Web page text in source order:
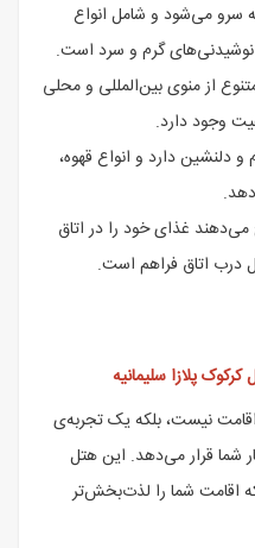
سرو می‌شود و شامل انواع
و نوشیدنی‌های گرم و سرد است.
از منوی بین‌المللی و محلی
وجود دارد.
دلنشین دارد و انواع قهوه،
غذای خود را در اتاق
درب اتاق فراهم است.
پلازا سلیمانیه
اقامت نیست، بلکه یک تجربه‌ی
شما قرار می‌دهد. این هتل
اقامت شما را لذت‌بخش‌تر